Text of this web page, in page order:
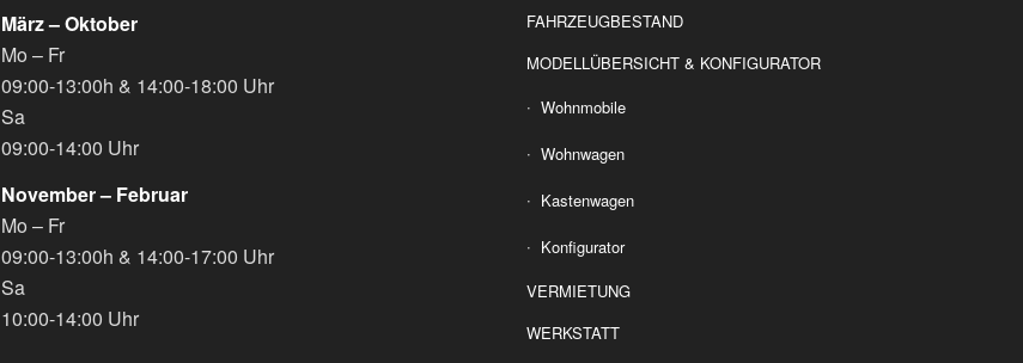
März – Oktober
Mo – Fr
09:00-13:00h & 14:00-18:00 Uhr
Sa
09:00-14:00 Uhr
November – Februar
Mo – Fr
09:00-13:00h & 14:00-17:00 Uhr
Sa
10:00-14:00 Uhr
FAHRZEUGBESTAND
MODELLÜBERSICHT & KONFIGURATOR
Wohnmobile
Wohnwagen
Kastenwagen
Konfigurator
VERMIETUNG
WERKSTATT